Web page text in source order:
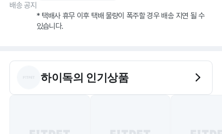
배송 공지
* 택배사 휴무 이후 택배 물량이 폭주할 경우 배송 지연 될 수
있습니다.
하이독의 인기상품